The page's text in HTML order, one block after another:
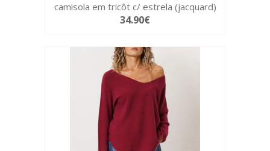
camisola em tricôt c/ estrela (jacquard)
34.90€